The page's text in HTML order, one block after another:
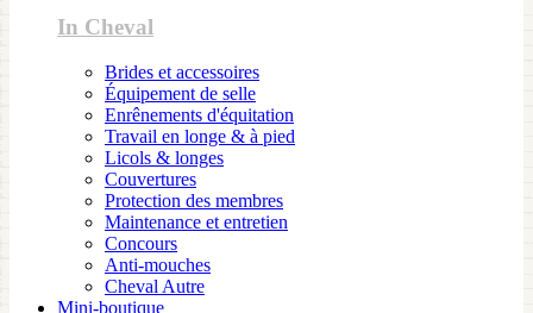
In Cheval
Brides et accessoires
Équipement de selle
Enrênements d'équitation
Travail en longe & à pied
Licols & longes
Couvertures
Protection des membres
Maintenance et entretien
Concours
Anti-mouches
Cheval Autre
Mini-boutique